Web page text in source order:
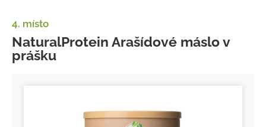
4. místo
NaturalProtein Arašídové máslo v
prášku